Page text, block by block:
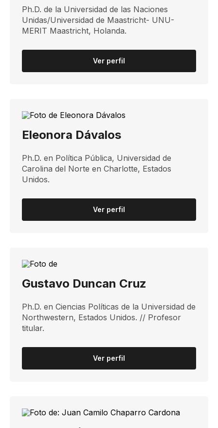
Ph.D. de la Universidad de las Naciones
Unidas/Universidad de Maastricht- UNU-
MERIT Maastricht, Holanda.
Ver perfil
Eleonora Dávalos
​Ph.D. en Política Pública, Universidad de
Carolina del Norte en Charlotte, Estados
Unidos.​
Ver perfil
Gustavo Duncan Cruz
Ph.D. en Ciencias Políticas de la Universidad de
Northwestern, Estados Unidos. // Profesor
titular.​
Ver perfil